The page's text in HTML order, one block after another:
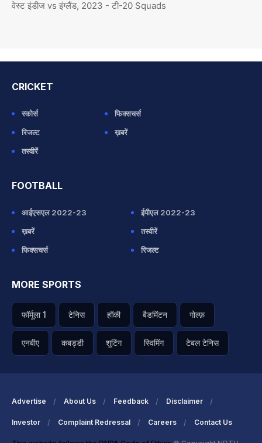
वेस्ट इंडीज vs इंग्लैंड, 2023 - टी-20 Squads
CRICKET
स्कोर्स
फिक्सचर्स
रिजल्ट
ख़बरें
तस्वीरें
FOOTBALL
आईएसएल 2022-23
ईपीएल 2022-23
ख़बरें
तस्वीरें
फिक्सचर्स
रिजल्ट
MORE SPORTS
फॉर्मूला 1 टेनिस हॉकी बैडमिंटन गोल्फ़
एनबीए कबड्डी शूटिंग स्विमिंग टेबल टेनिस
Advertise About Us Feedback Disclaimer
Investor Complaint Redressal Careers Contact Us